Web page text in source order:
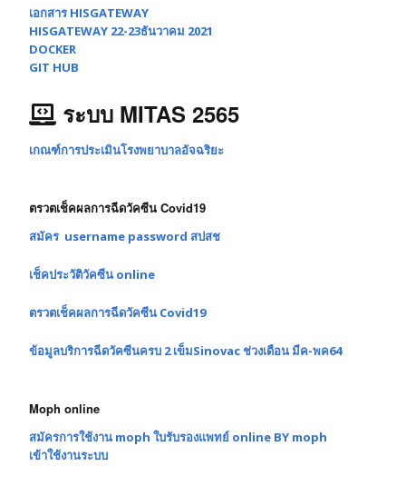
เอกสาร HISGATEWAY
HISGATEWAY 22-23ธันวาคม 2021
DOCKER
GIT HUB
ระบบ MITAS 2565
เกณฑ์การประเมินโรงพยาบาลอัจฉริยะ
ตรวตเช็คผลการฉีดวัคซีน Covid19
สมัคร username password สปสช
เช็คประวัติวัคซีน online
ตรวตเช็คผลการฉีดวัคซีน Covid19
ข้อมูลบริการฉีดวัคซีนครบ 2 เข็มSinovac ช่วงเดือน มีค-พค64
Moph online
สมัครการใช้งาน moph ใบรับรองแพทย์ online BY moph
เข้าใช้งานระบบ